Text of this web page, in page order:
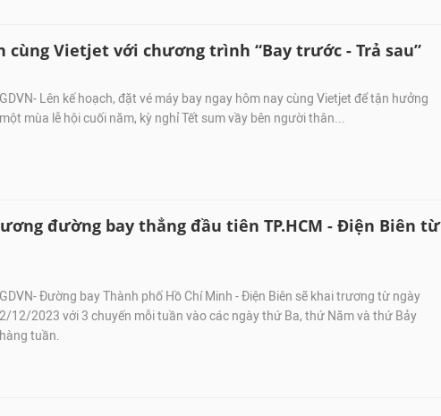
cùng Vietjet với chương trình “Bay trước - Trả sau”
GDVN- Lên kế hoạch, đặt vé máy bay ngay hôm nay cùng Vietjet để tận hưởng
một mùa lễ hội cuối năm, kỳ nghỉ Tết sum vầy bên người thân...
đường bay thẳng đầu tiên TP.HCM - Điện Biên từ
GDVN- Đường bay Thành phố Hồ Chí Minh - Điện Biên sẽ khai trương từ ngày
2/12/2023 với 3 chuyến mỗi tuần vào các ngày thứ Ba, thứ Năm và thứ Bảy
hàng tuần.